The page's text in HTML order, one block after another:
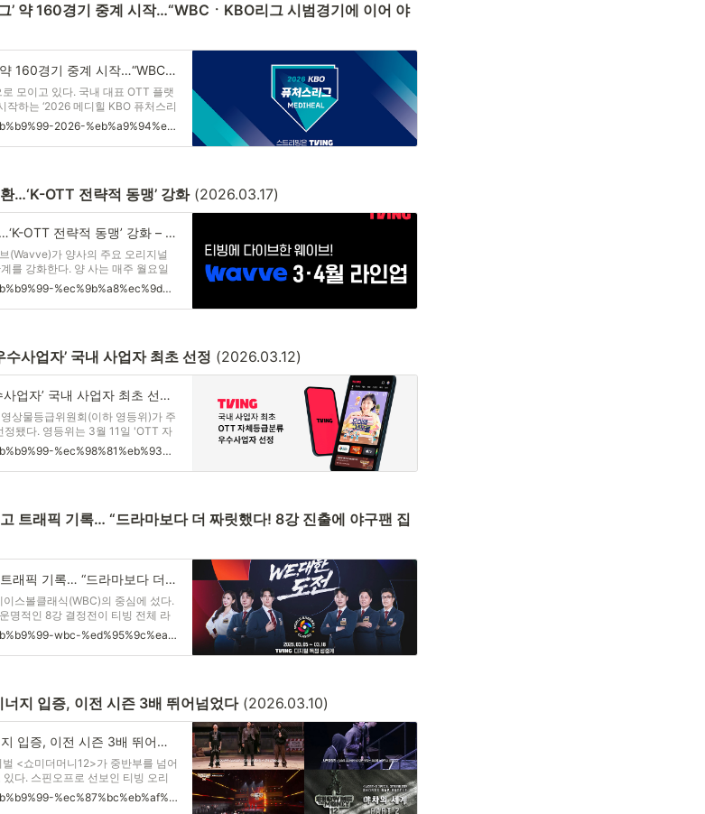
’ 약 160경기 중계 시작…“WBCㆍKBO리그 시범경기에 이어 야
티빙, ‘2026 메디힐KBO 퓨처스리그’ 약 160경기 중계 시작…“WBCㆍKBO리그 시범경기에 이어 야구팬들 티빙 집결” – CJ 뉴스룸
모이고 있다. 국내 대표 OTT 플랫
하는 ‘2026 메디힐 KBO 퓨처스리
리그 시범경기에 이은 야구 콘텐츠https://cjnews.cj.net/%ed%8b%b0%eb%b9%99-2026-%eb%a9%94%eb%94%94%ed%9e%90kbo-%ed%93%a8%ec%b2%98%ec%8a%a4%eb%a6%ac%ea%b7%b8-%ec%95%bd-160%ea%b2%bd%ea%b8%b0-%ec%a4%91%ea%b3%84-%ec%8b%9c%ec%9e%91/
…‘K-OTT 전략적 동맹’ 강화 (2026.03.17)
티빙-웨이브 오리지널 콘텐츠 맞교환…‘K-OTT 전략적 동맹’ 강화 – CJ 뉴스룸
(Wavve)가 양사의 주요 오리지널
를 강화한다. 양 사는 매주 월요일
써, 이를 통해 이용자들은 하나의 플
https://cjnews.cj.net/%ed%8b%b0%eb%b9%99-%ec%9b%a8%ec%9d%b4%eb%b8%8c-%ec%98%a4%eb%a6%ac%ec%a7%80%eb%84%90-%ec%bd%98%ed%85%90%ec%b8%a0-%eb%a7%9e%ea%b5%90%ed%99%98k-ott-%ec%a0%84%eb%9e%b5%ec%a0%81-%eb%8f%99/
사업자’ 국내 사업자 최초 선정 (2026.03.12)
티빙, 영등위 ‘OTT 자체등급분류 우수사업자’ 국내 사업자 최초 선정 – CJ 뉴스룸
상물등급위원회(이하 영등위)가 주
됐다. 영등위는 3월 11일 'OTT 자
개최하고, 국내외 10개 OTT 사업https://cjnews.cj.net/%ed%8b%b0%eb%b9%99-%ec%98%81%eb%93%b1%ec%9c%84-ott-%ec%9e%90%ec%b2%b4%eb%93%b1%ea%b8%89%eb%b6%84%eb%a5%98-%ec%9a%b0%ec%88%98%ec%82%ac%ec%97%85%ec%9e%90-%ea%b5%ad%eb%82%b4-%ec%82%ac/
트래픽 기록… “드라마보다 더 짜릿했다! 8강 진출에 야구팬 집
티빙, WBC 한국-호주전 라이브 최고 트래픽 기록… “드라마보다 더 짜릿했다! 8강 진출에 야구팬 집결!” – CJ 뉴스룸
스볼클래식(WBC)의 중심에 섰다.
명적인 8강 결정전이 티빙 전체 라
대회 최고 시청 기록을 갈아치웠다https://cjnews.cj.net/%ed%8b%b0%eb%b9%99-wbc-%ed%95%9c%ea%b5%ad-%ed%98%b8%ec%a3%bc%ec%a0%84-%eb%9d%bc%ec%9d%b4%eb%b8%8c-%ec%b5%9c%ea%b3%a0-%ed%8a%b8%eb%9e%98%ed%94%bd-%ea%b8%b0%eb%a1%9d-%eb%93%9c%eb%9d%bc/
지 입증, 이전 시즌 3배 뛰어넘었다 (2026.03.10)
티빙, 쇼미더머니12·야차의 세계 시너지 입증, 이전 시즌 3배 뛰어넘었다 – CJ 뉴스룸
<쇼미더머니12>가 중반부를 넘어
다. 스핀오프로 선보인 티빙 오리
워IP의 위력을 다시금 확인했다. https://cjnews.cj.net/%ed%8b%b0%eb%b9%99-%ec%87%bc%eb%af%b8%eb%8d%94%eb%a8%b8%eb%8b%8812%c2%b7%ec%95%bc%ec%b0%a8%ec%9d%98-%ec%84%b8%ea%b3%84-%ec%8b%9c%eb%84%88%ec%a7%80-%ec%9e%85%ec%a6%9d-%ec%9d%b4%ec%a0%84-%ec%8b%9c/